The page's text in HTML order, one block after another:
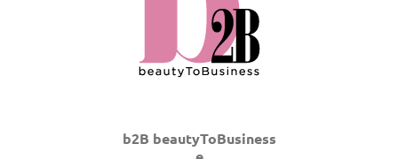
b2B beautyToBusiness